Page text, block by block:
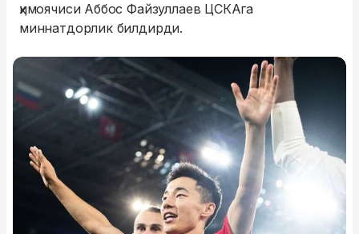
ҳимоячиси Аббос Файзуллаев ЦСКАга
миннатдорлик билдирди.